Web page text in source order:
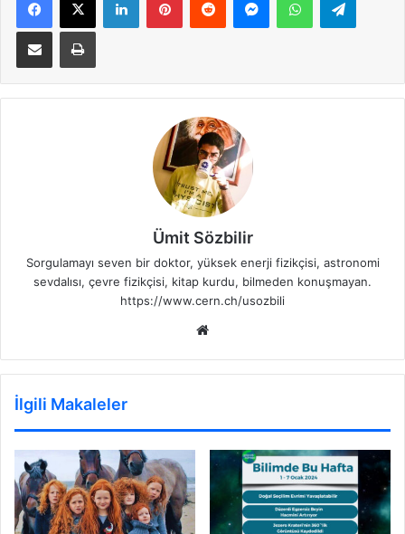
E-Posta ile paylaş Yazdır
Ümit Sözbilir
Sorgulamayı seven bir doktor, yüksek enerji fizikçisi, astronomi
sevdalısı, çevre fizikçisi, kitap kurdu, bilmeden konuşmayan.
https://www.cern.ch/usozbili
İlgili Makaleler